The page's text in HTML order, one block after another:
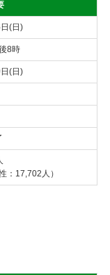
(日)
8時
(日)
：17,702人）